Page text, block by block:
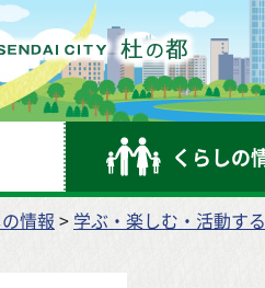
仙台市
くらしの
情報 > 学ぶ・楽しむ・活動する